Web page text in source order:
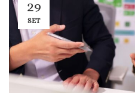
29
SET